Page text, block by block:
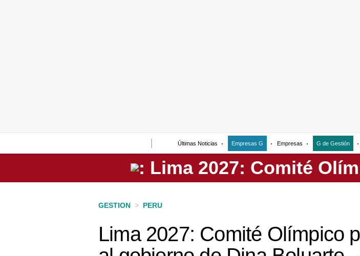
Últimas Noticias Empresas G Empresas G de Gestión
Perú
GESTION > PERU
Lima 2027: Comité Olímpico